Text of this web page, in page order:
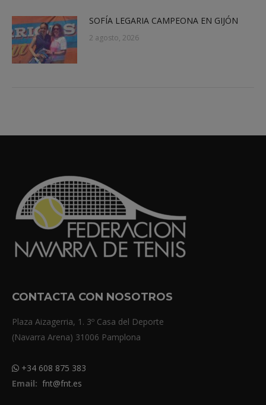
SOFÍA LEGARIA CAMPEONA EN GIJÓN
2 agosto, 2026
CONTACTA CON NOSOTROS
Plaza Aizagerria, 1. 3º Casa del Deporte
(Navarra Arena) 31006 Pamplona
+34 608 875 383
Email: fnt@fnt.es